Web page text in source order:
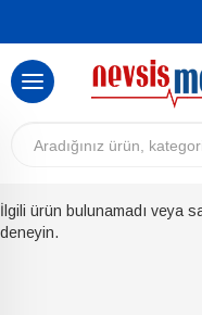
İlgili ürün bulunamadı veya
deneyin.